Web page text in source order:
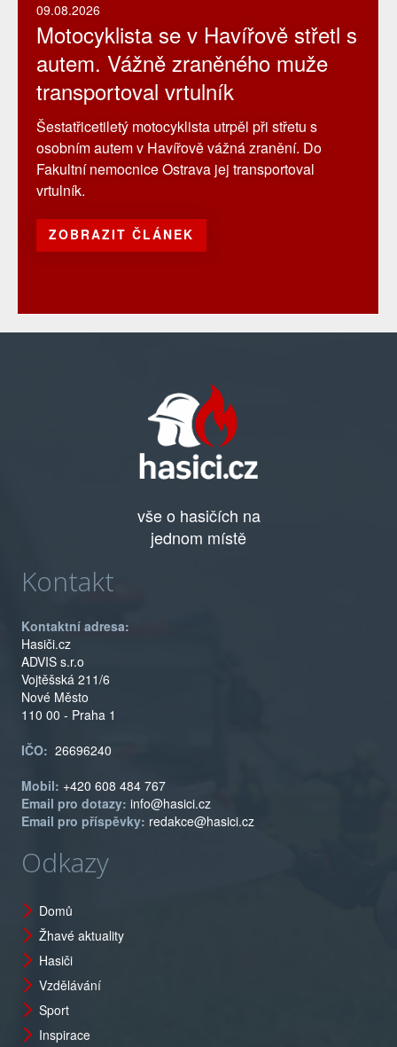
09.08.2026
Motocyklista se v Havířově střetl s
autem. Vážně zraněného muže
transportoval vrtulník
Šestatřicetiletý motocyklista utrpěl při střetu s
osobním autem v Havířově vážná zranění. Do
Fakultní nemocnice Ostrava jej transportoval
vrtulník.
ZOBRAZIT ČLÁNEK
vše o hasičích na
jednom místě
Kontakt
Kontaktní adresa:
Hasiči.cz
ADVIS s.r.o
Vojtěšská 211/6
Nové Město
110 00 - Praha 1
IČO: 26696240
Mobil: +420 608 484 767
Email pro dotazy: info@hasici.cz
Email pro příspěvky: redakce@hasici.cz
Odkazy
Domů
Žhavé aktuality
Hasiči
Vzdělávání
Sport
Inspirace